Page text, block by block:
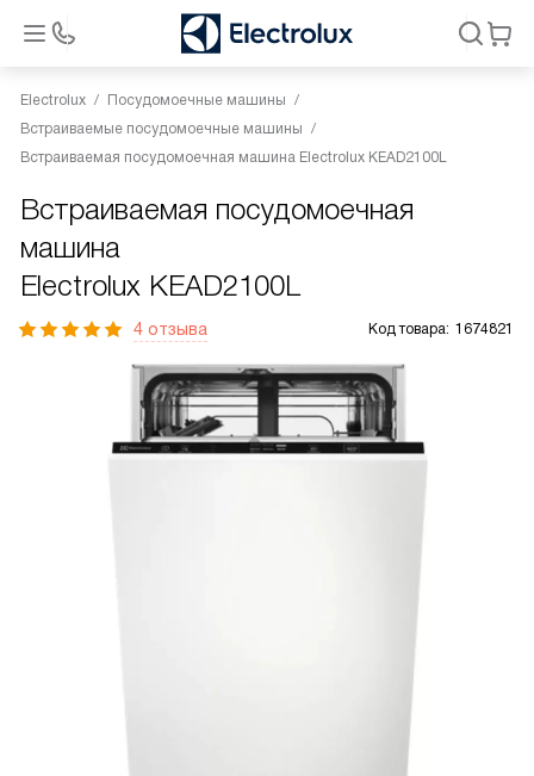
Electrolux
Посудомоечные машины
Встраиваемые посудомоечные машины
Встраиваемая посудомоечная машина Electrolux KEAD2100L
Встраиваемая посудомоечная
машина
Electrolux KEAD2100L
4 отзыва Код товара: 1674821